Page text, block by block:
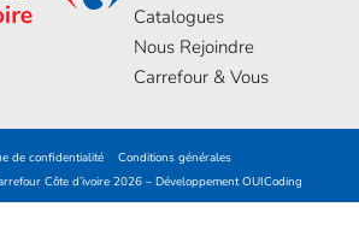
Catalogues
Nous Rejoindre
Carrefour & Vous
de confidentialité
Conditions générales
Côte d’ivoire 2026 – DéveloppementOUICoding